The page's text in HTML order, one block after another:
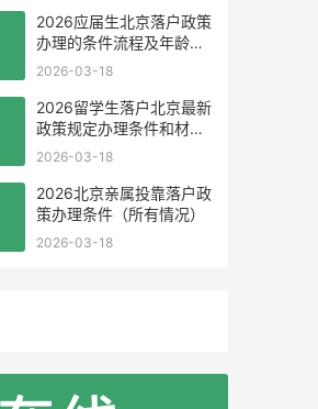
2026应届生北京落户政策
办理的条件流程及年龄限
制
2026-03-18
2026留学生落户北京最新
政策规定办理条件和材料
及流程
2026-03-18
2026北京亲属投靠落户政
策办理条件（所有情况）
2026-03-18